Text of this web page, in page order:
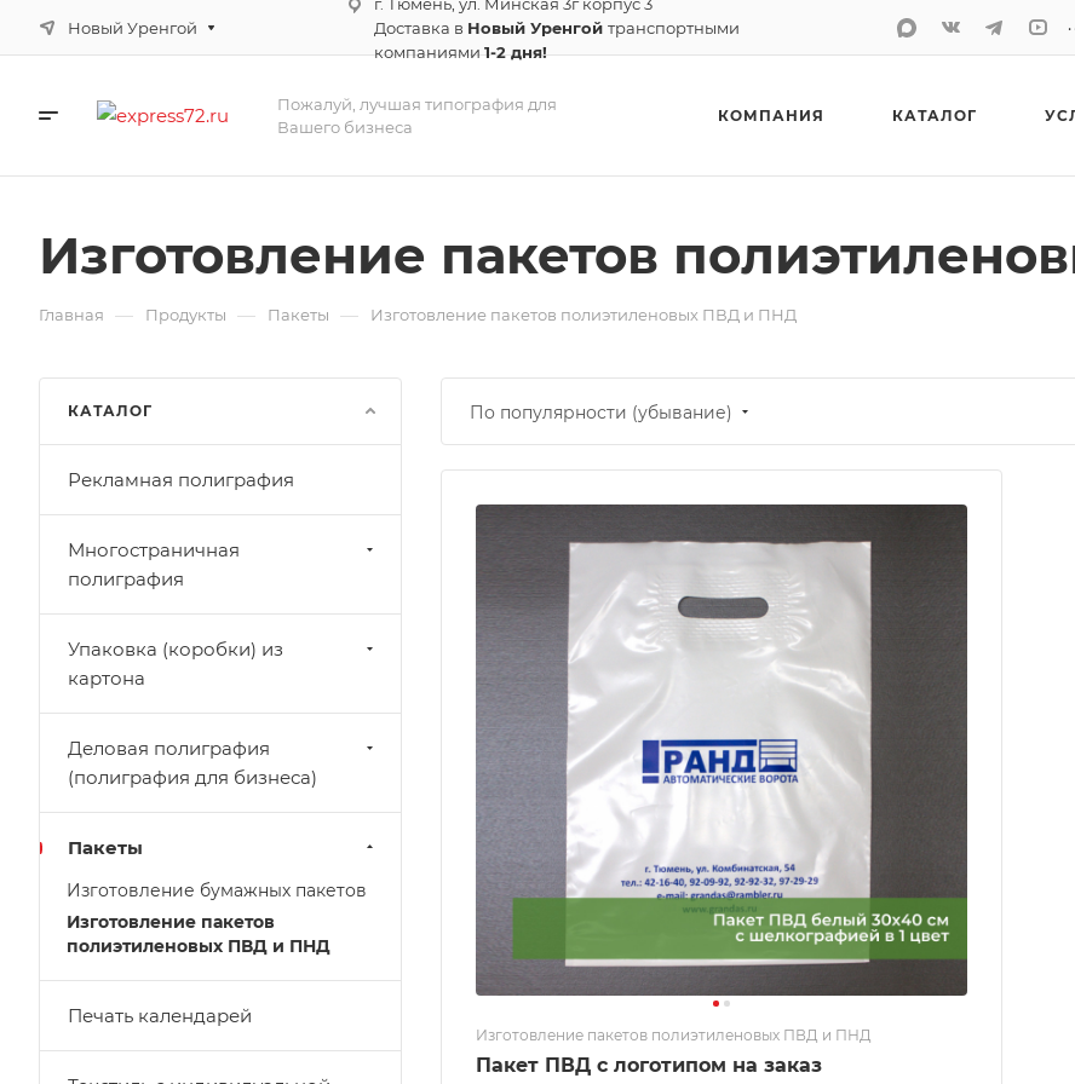
Новый Уренгой
Доставка в Новый Уренгойтранспортными
компаниями1-2 дня!
Пожалуй, лучшая типография для
Вашего бизнеса
КОМПАНИЯ КАТАЛОГ
Изготовление пакетов
Главная — Продукты — Пакеты — Изготовление пакетов полиэтиленовых ПВД и ПНД
По популярности (убывание)
Изготовление пакетов полиэтиленовых ПВД и ПНД
Пакет ПВД с логотипом на заказ
КАТАЛОГ
Рекламная полиграфия
Многостраничная
полиграфия
Упаковка (коробки) из
картона
Деловая полиграфия
(полиграфия для бизнеса)
Пакеты
Изготовление бумажных пакетов
Изготовление пакетов
полиэтиленовых ПВД и ПНД
Печать календарей